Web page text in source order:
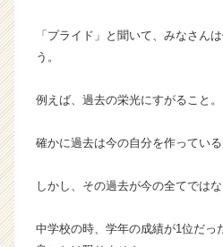
く
サ
ト
キ
リ
「プライド」と聞いて、みなさん
う。
例えば、過去の栄光にすがること。
確かに過去は今の自分を作っている
しかし、その過去が今の全てではな
中学校の時、学年の成績が1位だっ